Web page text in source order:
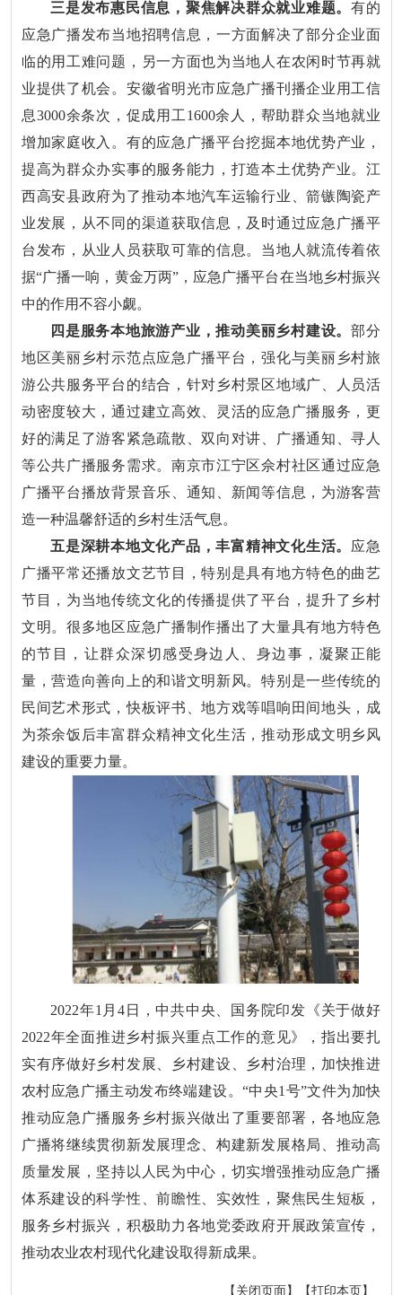
三是发布惠民信息，聚焦解决群众就业难题。有的
应急广播发布当地招聘信息，一方面解决了部分企业面
临的用工难问题，另一方面也为当地人在农闲时节再就
业提供了机会。安徽省明光市应急广播刊播企业用工信
息3000余条次，促成用工1600余人，帮助群众当地就业
增加家庭收入。有的应急广播平台挖掘本地优势产业，
提高为群众办实事的服务能力，打造本土优势产业。江
西高安县政府为了推动本地汽车运输行业、箭镞陶瓷产
业发展，从不同的渠道获取信息，及时通过应急广播平
台发布，从业人员获取可靠的信息。当地人就流传着依
据“广播一响，黄金万两”，应急广播平台在当地乡村振兴
中的作用不容小觑。
四是服务本地旅游产业，推动美丽乡村建设。部分
地区美丽乡村示范点应急广播平台，强化与美丽乡村旅
游公共服务平台的结合，针对乡村景区地域广、人员活
动密度较大，通过建立高效、灵活的应急广播服务，更
好的满足了游客紧急疏散、双向对讲、广播通知、寻人
等公共广播服务需求。南京市江宁区佘村社区通过应急
广播平台播放背景音乐、通知、新闻等信息，为游客营
造一种温馨舒适的乡村生活气息。
五是深耕本地文化产品，丰富精神文化生活。 应急
广播平常还播放文艺节目，特别是具有地方特色的曲艺
节目，为当地传统文化的传播提供了平台，提升了乡村
文明。很多地区应急广播制作播出了大量具有地方特色
的节目，让群众深切感受身边人、身边事，凝聚正能
量，营造向善向上的和谐文明新风。特别是一些传统的
民间艺术形式，快板评书、地方戏等唱响田间地头，成
为茶余饭后丰富群众精神文化生活，推动形成文明乡风
建设的重要力量。
2022年1月4日，中共中央、国务院印发《关于做好
2022年全面推进乡村振兴重点工作的意见》，指出要扎
实有序做好乡村发展、乡村建设、乡村治理，加快推进
农村应急广播主动发布终端建设。“中央1号”文件为加快
推动应急广播服务乡村振兴做出了重要部署，各地应急
广播将继续贯彻新发展理念、构建新发展格局、推动高
质量发展，坚持以人民为中心，切实增强推动应急广播
体系建设的科学性、前瞻性、实效性，聚焦民生短板，
服务乡村振兴，积极助力各地党委政府开展政策宣传，
推动农业农村现代化建设取得新成果。
【打印本页】
【关闭页面】